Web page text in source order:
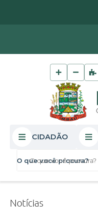
O que você procura?
CIDADÃO
Notícias